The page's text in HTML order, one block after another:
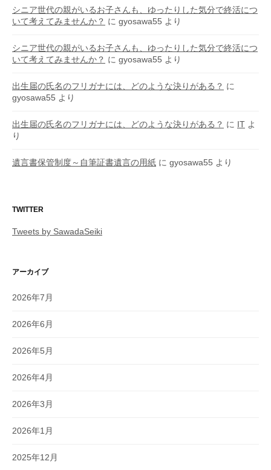
シニア世代の親がいるお子さんも、ゆったりした気分で終活につ
いて考えてみませんか？ に gyosawa55 より
シニア世代の親がいるお子さんも、ゆったりした気分で終活につ
いて考えてみませんか？ に gyosawa55 より
出生届の氏名のフリガナには、どのような決りがある？ に
gyosawa55 より
出生届の氏名のフリガナには、どのような決りがある？ に IT よ
り
遺言書保管制度～自筆証書遺言の用紙 に gyosawa55 より
TWITTER
Tweets by SawadaSeiki
アーカイブ
2026年7月
2026年6月
2026年5月
2026年4月
2026年3月
2026年1月
2025年12月